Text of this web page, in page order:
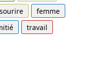
sourire
femme
travail